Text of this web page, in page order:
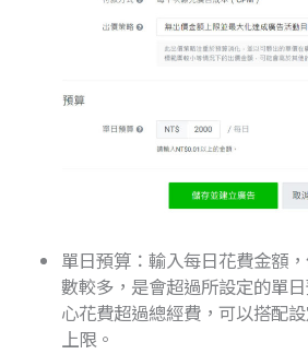
單日預算：輸入每日花費金額
數較多，是會超過所設定的單
心花費超過總經費，可以搭配
上限。